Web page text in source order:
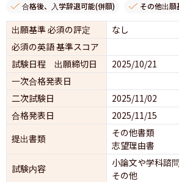
合格後、入学辞退可能(併願) その他出願
出願基準 必須の評定
なし
必須の英語 基準スコア
試験日程 出願締切日
2025/10/21
一次合格発表日
二次試験日
2025/11/02
合格発表日
2025/11/15
提出書類
その他書類
志望理由書
試験内容
小論文や学科諮
その他